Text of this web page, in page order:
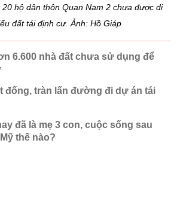
hộ dân thôn Quan Nam 2 chưa được di
đất tái định cư. Ảnh: Hồ Giáp
6.600 nhà đất chưa sử dụng để
đống, tràn lấn đường đi dự án tái
đã là mẹ 3 con, cuộc sống sau
thế nào?